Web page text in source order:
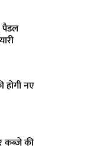
पैडल
होगी नए
कब्जे की